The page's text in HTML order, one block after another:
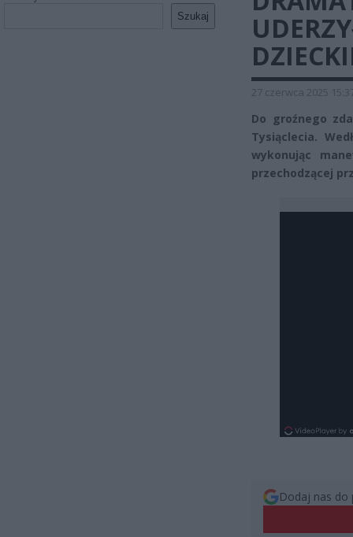
Szukaj
27 czerwca 2025
Do groźnego
Tysiąclecia.
wykonując
przechodzącej
Dodaj nas do